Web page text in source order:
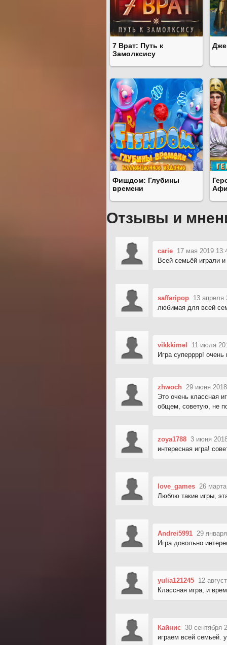
7 Врат: Путь к
Замолксису
Фишдом: Глубины
времени
Отзывы и
carie 17 мая 2019
Всей семьёй играли
saffaripop 13 апреля
любимая для всей
vikkkimel
11 июля
Игра суперррр! очень
zhwoch 29 июня
Это очень классная
общем, советую, не
zoya1788 3 июня
интересная игра!
love_games 26
Люблю такие игры,
Andrei5991 29
Игра довольно
yulia121245 12
Классная игра, и
Кайнис 30 сентября
играем всей семьей.